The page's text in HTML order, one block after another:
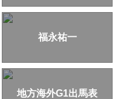
福永祐一
地方海外G1出馬表